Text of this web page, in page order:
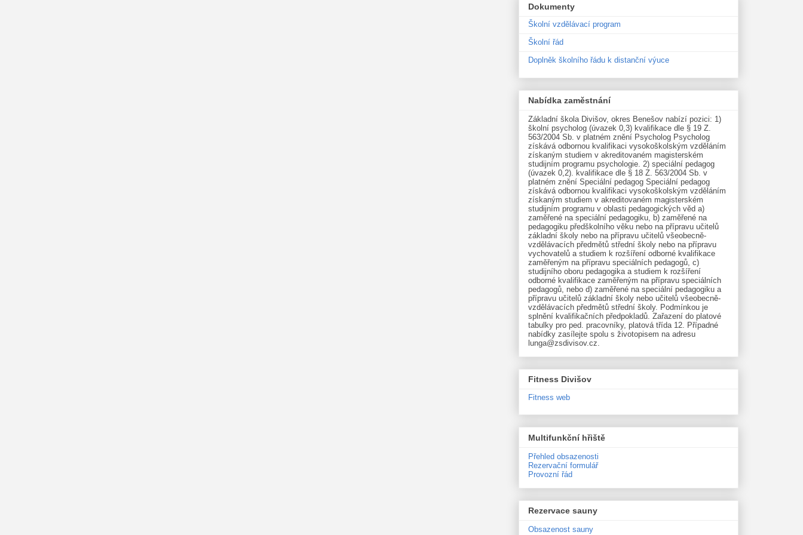
Dokumenty
Školní vzdělávací program
Školní řád
Doplněk školního řádu k distanční výuce
Nabídka zaměstnání
Základní škola Divišov, okres Benešov nabízí pozici: 1)
školní psycholog (úvazek 0,3) kvalifikace dle § 19 Z.
563/2004 Sb. v platném znění Psycholog Psycholog
získává odbornou kvalifikaci vysokoškolským vzděláním
získaným studiem v akreditovaném magisterském
studijním programu psychologie. 2) speciální pedagog
(úvazek 0,2). kvalifikace dle § 18 Z. 563/2004 Sb. v
platném znění Speciální pedagog Speciální pedagog
získává odbornou kvalifikaci vysokoškolským vzděláním
získaným studiem v akreditovaném magisterském
studijním programu v oblasti pedagogických věd a)
zaměřené na speciální pedagogiku, b) zaměřené na
pedagogiku předškolního věku nebo na přípravu učitelů
základní školy nebo na přípravu učitelů všeobecně-
vzdělávacích předmětů střední školy nebo na přípravu
vychovatelů a studiem k rozšíření odborné kvalifikace
zaměřeným na přípravu speciálních pedagogů, c)
studijního oboru pedagogika a studiem k rozšíření
odborné kvalifikace zaměřeným na přípravu speciálních
pedagogů, nebo d) zaměřené na speciální pedagogiku a
přípravu učitelů základní školy nebo učitelů všeobecně-
vzdělávacích předmětů střední školy. Podmínkou je
splnění kvalifikačních předpokladů. Zařazení do platové
tabulky pro ped. pracovníky, platová třída 12. Případné
nabídky zasílejte spolu s životopisem na adresu
lunga@zsdivisov.cz.
Fitness Divišov
Fitness web
Multifunkční hřiště
Přehled obsazenosti
Rezervační formulář
Provozní řád
Rezervace sauny
Obsazenost sauny